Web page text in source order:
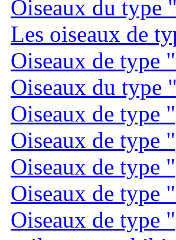
Oiseaux du type
Les oiseaux de
Oiseaux de type
Oiseaux du type
Oiseaux de type
Oiseaux de type
Oiseaux de type
Oiseaux de type
Oiseaux de type